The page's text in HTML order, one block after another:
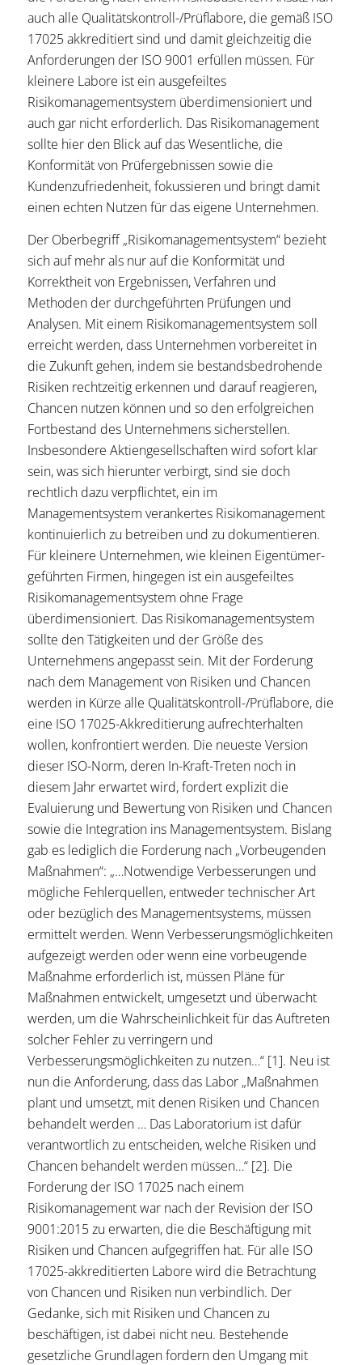
auch alle Qualitätskontroll-/Prüflabore, die gemäß ISO
17025 akkreditiert sind und damit gleichzeitig die
Anforderungen der ISO 9001 erfüllen müssen. Für
kleinere Labore ist ein ausgefeiltes
Risikomanagementsystem überdimensioniert und
auch gar nicht erforderlich. Das Risikomanagement
sollte hier den Blick auf das Wesentliche, die
Konformität von Prüfergebnissen sowie die
Kundenzufriedenheit, fokussieren und bringt damit
einen echten Nutzen für das eigene Unternehmen.
Der Oberbegriff „Risikomanagementsystem“ bezieht
sich auf mehr als nur auf die Konformität und
Korrektheit von Ergebnissen, Verfahren und
Methoden der durchgeführten Prüfungen und
Analysen. Mit einem Risikomanagementsystem soll
erreicht werden, dass Unternehmen vorbereitet in
die Zukunft gehen, indem sie bestandsbedrohende
Risiken rechtzeitig erkennen und darauf reagieren,
Chancen nutzen können und so den erfolgreichen
Fortbestand des Unternehmens sicherstellen.
Insbesondere Aktiengesellschaften wird sofort klar
sein, was sich hierunter verbirgt, sind sie doch
rechtlich dazu verpflichtet, ein im
Managementsystem verankertes Risikomanagement
kontinuierlich zu betreiben und zu dokumentieren.
Für kleinere Unternehmen, wie kleinen Eigentümer-
geführten Firmen, hingegen ist ein ausgefeiltes
Risikomanagementsystem ohne Frage
überdimensioniert. Das Risikomanagementsystem
sollte den Tätigkeiten und der Größe des
Unternehmens angepasst sein. Mit der Forderung
nach dem Management von Risiken und Chancen
werden in Kürze alle Qualitätskontroll-/Prüflabore, die
eine ISO 17025-Akkreditierung aufrechterhalten
wollen, konfrontiert werden. Die neueste Version
dieser ISO-Norm, deren In-Kraft-Treten noch in
diesem Jahr erwartet wird, fordert explizit die
Evaluierung und Bewertung von Risiken und Chancen
sowie die Integration ins Managementsystem. Bislang
gab es lediglich die Forderung nach „Vorbeugenden
Maßnahmen“: „…Notwendige Verbesserungen und
mögliche Fehlerquellen, entweder technischer Art
oder bezüglich des Managementsystems, müssen
ermittelt werden. Wenn Verbesserungsmöglichkeiten
aufgezeigt werden oder wenn eine vorbeugende
Maßnahme erforderlich ist, müssen Pläne für
Maßnahmen entwickelt, umgesetzt und überwacht
werden, um die Wahrscheinlichkeit für das Auftreten
solcher Fehler zu verringern und
Verbesserungsmöglichkeiten zu nutzen…“ [1]. Neu ist
nun die Anforderung, dass das Labor „Maßnahmen
plant und umsetzt, mit denen Risiken und Chancen
behandelt werden … Das Laboratorium ist dafür
verantwortlich zu entscheiden, welche Risiken und
Chancen behandelt werden müssen…“ [2]. Die
Forderung der ISO 17025 nach einem
Risikomanagement war nach der Revision der ISO
9001:2015 zu erwarten, die die Beschäftigung mit
Risiken und Chancen aufgegriffen hat. Für alle ISO
17025-akkreditierten Labore wird die Betrachtung
von Chancen und Risiken nun verbindlich. Der
Gedanke, sich mit Risiken und Chancen zu
beschäftigen, ist dabei nicht neu. Bestehende
gesetzliche Grundlagen fordern den Umgang mit